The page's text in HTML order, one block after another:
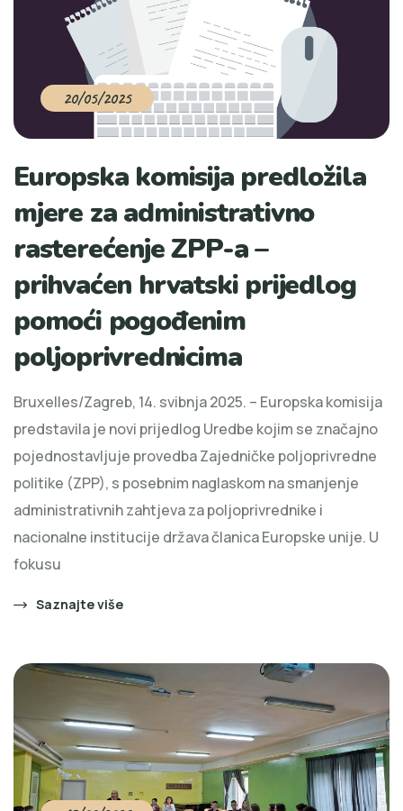
20/05/2025
Europska komisija predložila
mjere za administrativno
rasterećenje ZPP-a –
prihvaćen hrvatski prijedlog
pomoći pogođenim
poljoprivrednicima
Bruxelles/Zagreb, 14. svibnja 2025. – Europska komisija
predstavila je novi prijedlog Uredbe kojim se značajno
pojednostavljuje provedba Zajedničke poljoprivredne
politike (ZPP), s posebnim naglaskom na smanjenje
administrativnih zahtjeva za poljoprivrednike i
nacionalne institucije država članica Europske unije. U
fokusu
Saznajte više